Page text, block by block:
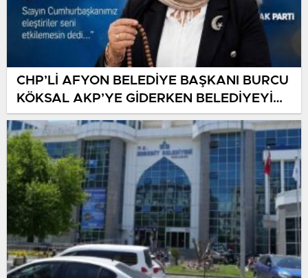
CHP’Lİ AFYON BELEDİYE BAŞKANI BURCU
KÖKSAL AKP’YE GİDERKEN BELEDİYEYİ
DE GÖTÜRÜYOR!